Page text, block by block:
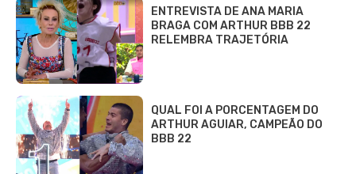
ENTREVISTA DE ANA MARIA
BRAGA COM ARTHUR BBB 22
RELEMBRA TRAJETÓRIA
QUAL FOI A PORCENTAGEM DO
ARTHUR AGUIAR, CAMPEÃO DO
BBB 22